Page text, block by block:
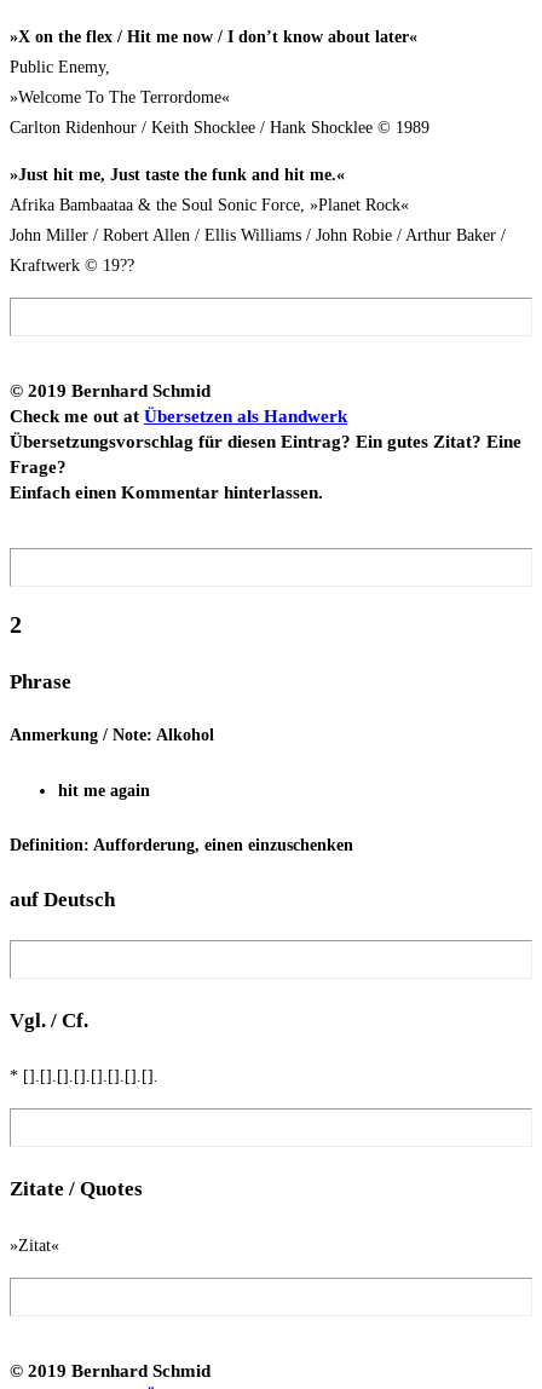
»X on the flex / Hit me now / I don’t know about later«
Public Ene­my,
»Wel­co­me To The Ter­ror­do­me«
Carl­ton Riden­hour / Keith Shock­lee / Hank Shock­lee © 1989
»Just hit me, Just tas­te the funk and hit me.«
Afri­ka Bam­baat­aa & the Soul Sonic Force, »Pla­net Rock«
John Mil­ler / Robert Allen / Ellis Wil­liams / John Robie / Arthur Bak­er /
Kraft­werk © 19??
© 2019 Bern­hard Schmid
Check me out at Über­set­zen als Hand­werk
Über­set­zungs­vor­schlag für die­sen Ein­trag? Ein gutes Zitat? Eine
Fra­ge?
Ein­fach einen Kom­men­tar hinterlassen.
2
Phra­se
Anmer­kung / Note: Alkohol
hit me again
Defi­ni­ti­on: Auf­for­de­rung, einen einzuschenken
auf Deutsch
Vgl. / Cf.
* [].[].[].[].[].[].[].[].
Zita­te / Quotes
»Zitat«
© 2019 Bern­hard Schmid